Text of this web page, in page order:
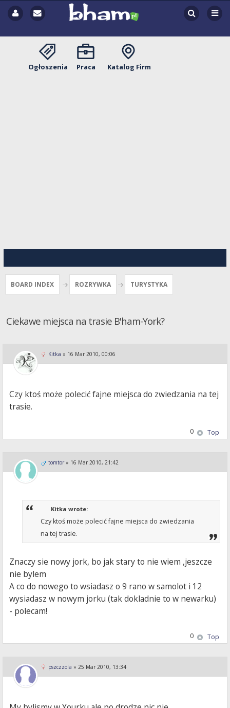
Ogłoszenia Praca Katalog Firm
BOARD INDEX ROZRYWKA TURYSTYKA
Ciekawe miejsca na trasie B'ham-York?
Kitka » 16 Mar 2010, 00:06
Czy ktoś może polecić fajne miejsca do zwiedzania na tej
trasie.
Top
0
tomtor» 16 Mar 2010, 21:42
Kitka wrote:
Czy ktoś może polecić fajne miejsca do zwiedzania
na tej trasie.
Znaczy sie nowy jork, bo jak stary to nie wiem ,jeszcze
nie bylem
A co do nowego to wsiadasz o 9 rano w samolot i 12
wysiadasz w nowym jorku (tak dokladnie to w newarku)
- polecam!
Top
0
pszczzola » 25 Mar 2010, 13:34